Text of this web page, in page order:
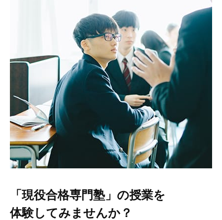
「現役合格専門塾」の授業を
体験してみませんか？